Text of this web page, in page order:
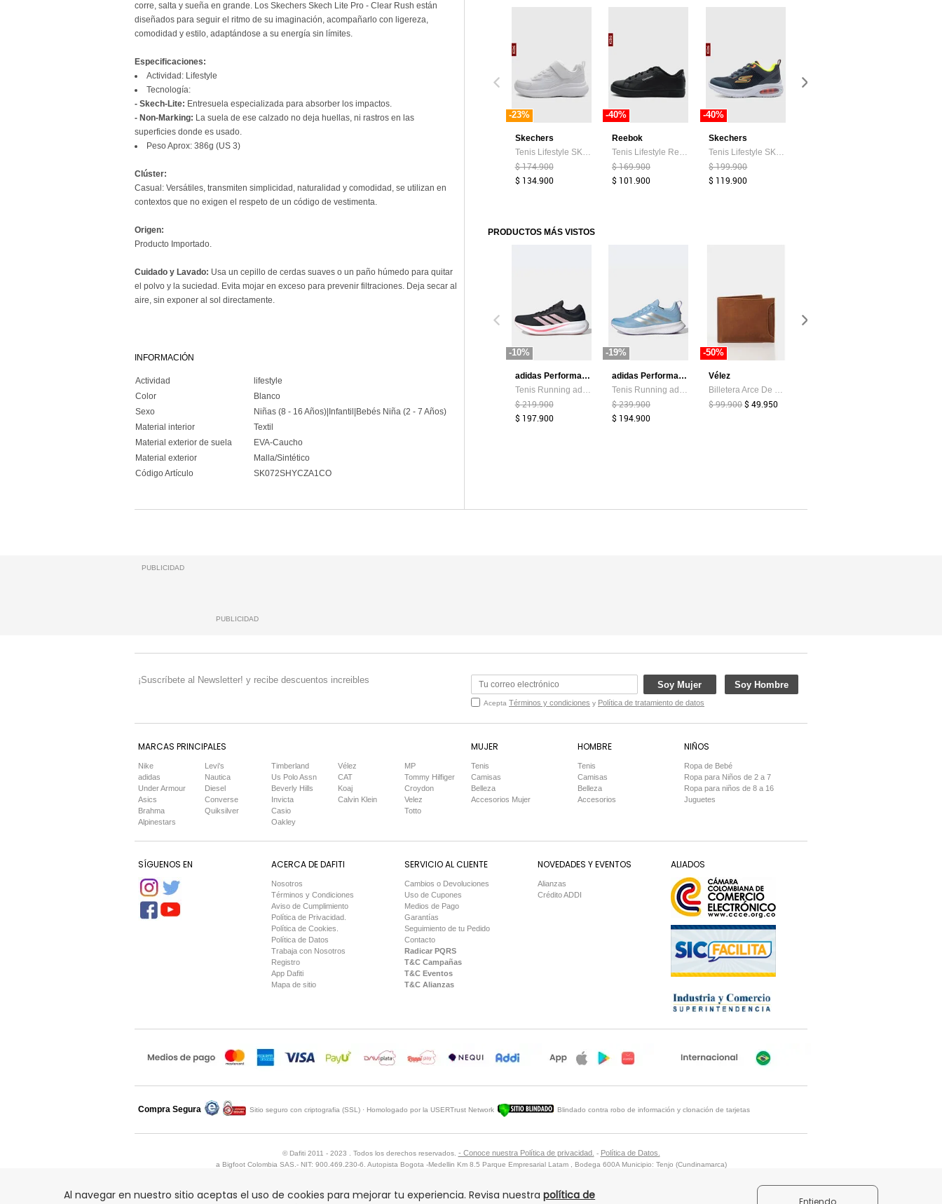
corre, salta y sueña en grande. Los Skechers Skech Lite Pro - Clear Rush están
diseñados para seguir el ritmo de su imaginación, acompañarlo con ligereza,
comodidad y estilo, adaptándose a su energía sin límites.
Especificaciones:
Actividad: Lifestyle
Tecnología:
- Skech-Lite: Entresuela especializada para absorber los impactos.
- Non-Marking: La suela de ese calzado no deja huellas, ni rastros en las
superficies donde es usado.
Peso Aprox: 386g (US 3)
Clúster:
Casual: Versátiles, transmiten simplicidad, naturalidad y comodidad, se utilizan en
contextos que no exigen el respeto de un código de vestimenta.
Origen:
Producto Importado.
Cuidado y Lavado: Usa un cepillo de cerdas suaves o un paño húmedo para quitar
el polvo y la suciedad. Evita mojar en exceso para prevenir filtraciones. Deja secar al
aire, sin exponer al sol directamente.
INFORMACIÓN
Actividad
lifestyle
Color
Blanco
Sexo
Niñas (8 - 16 Años)|Infantil|Bebés Niña (2 - 7 Años)
Material interior
Textil
Material exterior de suela
EVA-Caucho
Material exterior
Malla/Sintético
Código Artículo
SK072SHYCZA1CO
-23%
Skechers
$ 174.900
$ 134.900
-40%
Reebok
$ 169.900
$ 101.900
-40%
Skechers
$ 199.900
$ 119.900
PRODUCTOS MÁS VISTOS
-10%
adidas Performance
$ 219.900
$ 197.900
-19%
adidas Performance
$ 239.900
$ 194.900
-50%
Vélez
$ 99.900$ 49.950
Al navegar en nuestro sitio aceptas el uso de cookies para mejorar tu experiencia. Revisa nuestrapolítica de
Entiendo
PUBLICIDAD
PUBLICIDAD
¡Suscríbete al Newsletter! y recibe descuentos increibles Soy Mujer Soy Hombre
Acepta Términos y condiciones y Política de tratamiento de datos
MARCAS PRINCIPALES
Nike
adidas
Under Armour
Asics
Brahma
Alpinestars
Levi's
Nautica
Diesel
Converse
Quiksilver
Timberland
Us Polo Assn
Beverly Hills
Invicta
Casio
Oakley
Vélez
CAT
Koaj
Calvin Klein
MP
Tommy Hilfiger
Croydon
Velez
Totto
MUJER
Tenis
Camisas
Belleza
Accesorios Mujer
HOMBRE
Tenis
Camisas
Belleza
Accesorios
NIÑOS
Ropa de Bebé
Ropa para Niños de 2 a 7
Ropa para niños de 8 a 16
Juguetes
SÍGUENOS EN ACERCA DE DAFITI
Nosotros
Términos y Condiciones
Aviso de Cumplimiento
Política de Privacidad.
Política de Cookies.
Política de Datos
Trabaja con Nosotros
Registro
App Dafiti
Mapa de sitio
SERVICIO AL CLIENTE
Cambios o Devoluciones
Uso de Cupones
Medios de Pago
Garantías
Seguimiento de tu Pedido
Contacto
Radicar PQRS
T&C Campañas
T&C Eventos
T&C Alianzas
NOVEDADES Y EVENTOS
Alianzas
Crédito ADDI
ALIADOS
Compra Segura
Compra asegurada por Sitio seguro con criptografia (SSL) · Homologado por la USERTrust Network
Sitio Blindado Blindado contra robo de información y clonación de tarjetas
© Dafiti 2011 - 2023 . Todos los derechos reservados. - Conoce nuestra Política de privacidad. - Política de Datos.
a Bigfoot Colombia SAS.- NIT: 900.469.230-6. Autopista Bogota -Medellin Km 8.5 Parque Empresarial Latam , Bodega 600A Municipio: Tenjo (Cundinamarca)
notificaciones judiciales:gerencia@dafiti.com.co